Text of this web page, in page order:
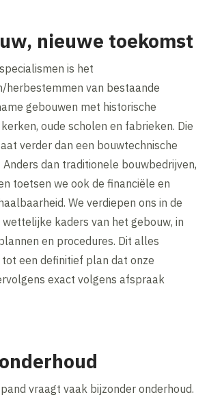
nieuwe toekomst
is het
herbestemmen van bestaande
gebouwen met historische
oude scholen en fabrieken. Die
verder dan een bouwtechnische
dan traditionele bouwbedrijven,
toetsen we ook de financiële en
We verdiepen ons in de
kaders van het gebouw, in
en procedures. Dit alles
een definitief plan dat onze
exact volgens afspraak
vraagt vaak bijzonder onderhoud.